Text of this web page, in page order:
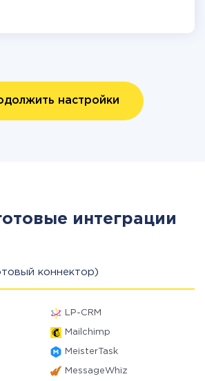
настройки
интеграции
коннектор)
LP-CRM
Mailchimp
MeisterTask
MessageWhiz